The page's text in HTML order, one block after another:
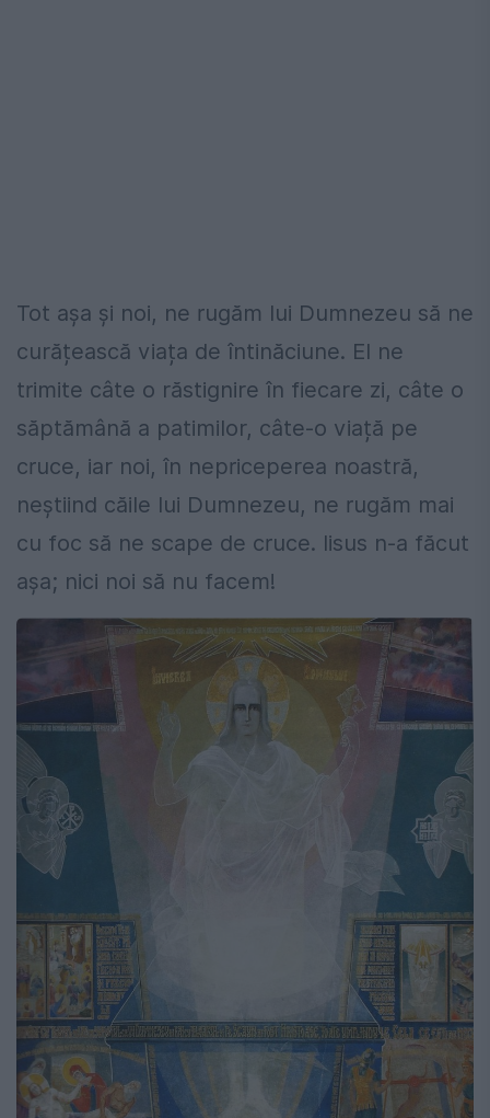
Tot așa și noi, ne rugăm lui Dumnezeu să ne
curățească viața de întinăciune. El ne
trimite câte o răstignire în fiecare zi, câte o
săptămână a patimilor, câte-o viață pe
cruce, iar noi, în nepriceperea noastră,
neștiind căile lui Dumnezeu, ne rugăm mai
cu foc să ne scape de cruce. Iisus n-a făcut
așa; nici noi să nu facem!